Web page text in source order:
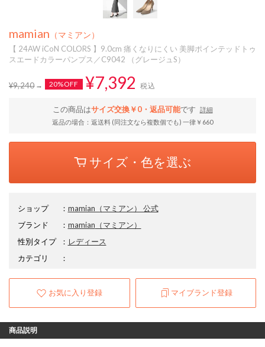
mamian （マミアン）
【 24AW iCoN COLORS 】9.0cm 痛くなりにくい 美脚ポインテッドトゥ
スエードカラーパンプス／C9042 （グレージュS）
¥9,240 20%OFF ¥7,392 税込
この商品はサイズ交換￥0・返品可能です
詳細
返品の場合：返送料 (同注文なら複数個でも) 一律￥660
サイズ・色を選ぶ
ショップ ： mamian（マミアン） 公式
ブランド
： mamian （マミアン）
性別タイプ
： レディース
カテゴリ
：
お気に入り登録 マイブランド登録
商品説明